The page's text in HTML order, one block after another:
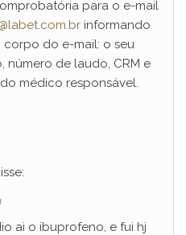
para o e-mail
informando
do e-mail: o seu
número de laudo, CRM e
médico responsável.
ai o ibuprofeno, e fui hj